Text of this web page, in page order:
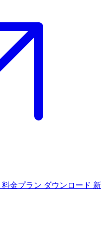
料金プラン ダウンロード 新